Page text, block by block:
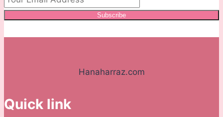
Subscribe
Hanaharraz.com
Quick link